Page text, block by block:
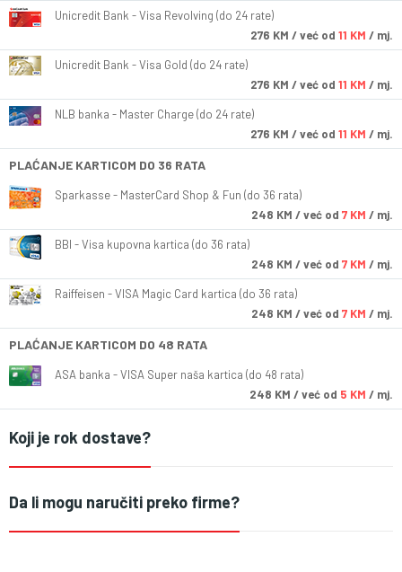
Unicredit Bank - Visa Revolving (do 24 rate)
276 KM / već od 11 KM / mj.
Unicredit Bank - Visa Gold (do 24 rate)
276 KM / već od 11 KM / mj.
NLB banka - Master Charge (do 24 rate)
276 KM / već od 11 KM / mj.
PLAĆANJE KARTICOM DO 36 RATA
Sparkasse - MasterCard Shop & Fun (do 36 rata)
248 KM / već od 7 KM / mj.
BBI - Visa kupovna kartica (do 36 rata)
248 KM / već od 7 KM / mj.
Raiffeisen - VISA Magic Card kartica (do 36 rata)
248 KM / već od 7 KM / mj.
PLAĆANJE KARTICOM DO 48 RATA
ASA banka - VISA Super naša kartica (do 48 rata)
248 KM / već od 5 KM / mj.
Koji je rok dostave?
Da li mogu naručiti preko firme?